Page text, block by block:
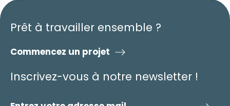
Prêt à travailler ensemble ?
Commencez un projet
Inscrivez-vous à notre newsletter !